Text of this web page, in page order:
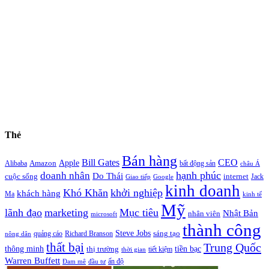
Thẻ
Alibaba Amazon Apple Bill Gates Bán hàng bất động sản CEO châu Á
cuộc sống doanh nhân Do Thái Giao tiếp Google hạnh phúc internet Jack
Ma khách hàng Khó Khăn khởi nghiệp kinh doanh kinh tế
lãnh đạo marketing microsoft Mục tiêu Mỹ nhân viên Nhật Bản
nông dân quảng cáo Richard Branson Steve Jobs sáng tạo thành công
thông minh thất bại thị trường thời gian tiết kiệm tiền bạc Trung Quốc
Warren Buffett Đam mê đầu tư ấn độ